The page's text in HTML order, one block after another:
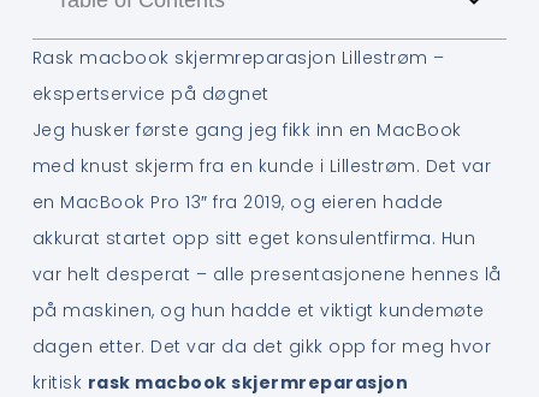
Rask macbook skjermreparasjon Lillestrøm –
ekspertservice på døgnet
Jeg husker første gang jeg fikk inn en MacBook
med knust skjerm fra en kunde i Lillestrøm. Det var
en MacBook Pro 13″ fra 2019, og eieren hadde
akkurat startet opp sitt eget konsulentfirma. Hun
var helt desperat – alle presentasjonene hennes lå
på maskinen, og hun hadde et viktigt kundemøte
dagen etter. Det var da det gikk opp for meg hvor
kritisk rask macbook skjermreparasjon